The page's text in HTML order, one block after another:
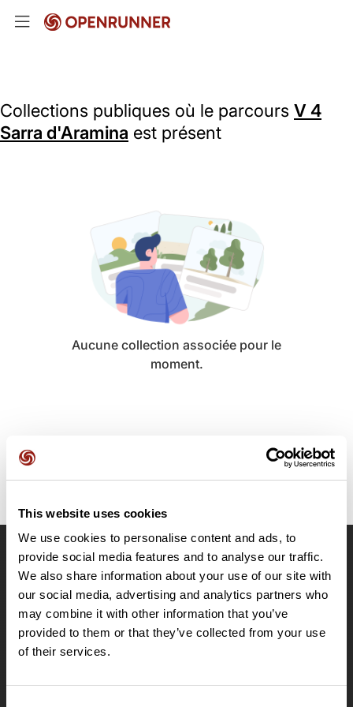
This website uses cookies
We use cookies to personalise content and ads, to
provide social media features and to analyse our traffic.
We also share information about your use of our site with
our social media, advertising and analytics partners who
may combine it with other information that you’ve
provided to them or that they’ve collected from your use
of their services.
Collections publiques où le parcours V 4
Sarra d'Aramina est présent
Aucune collection associée pour le
moment.
OpenRunner
Equipe
Carrières
À propos
Contact